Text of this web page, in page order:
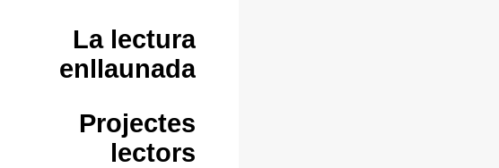
La lectura
enllaunada
Projectes
lectors